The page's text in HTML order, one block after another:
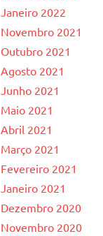
Janeiro 2022
Novembro 2021
Outubro 2021
Agosto 2021
Junho 2021
Maio 2021
Abril 2021
Março 2021
Fevereiro 2021
Janeiro 2021
Dezembro 2020
Novembro 2020